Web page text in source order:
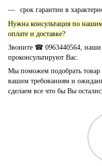
срок гарантии в
Нужна консультация по
оплате и доставке?
Звоните ☎ 0963440564, наши
проконсультируют Вас.
Мы поможем подобрать товар
вашим требованиям и
сделаем все что бы Вы